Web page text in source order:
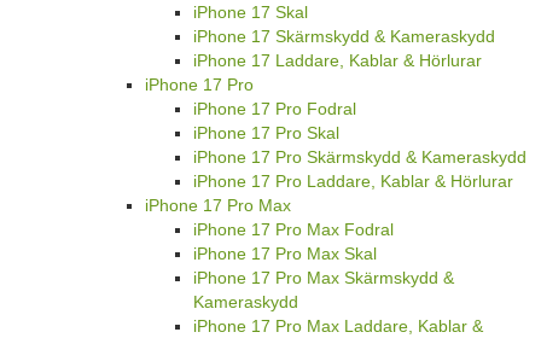
iPhone 17 Skal
iPhone 17 Skärmskydd & Kameraskydd
iPhone 17 Laddare, Kablar & Hörlurar
iPhone 17 Pro
iPhone 17 Pro Fodral
iPhone 17 Pro Skal
iPhone 17 Pro Skärmskydd & Kameraskydd
iPhone 17 Pro Laddare, Kablar & Hörlurar
iPhone 17 Pro Max
iPhone 17 Pro Max Fodral
iPhone 17 Pro Max Skal
iPhone 17 Pro Max Skärmskydd &
Kameraskydd
iPhone 17 Pro Max Laddare, Kablar &